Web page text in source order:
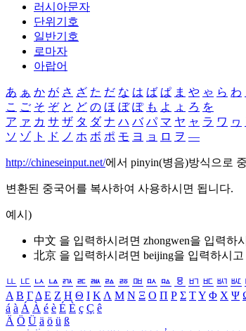
러시아문자
단위기호
일반기호
로마자
아랍어
あ ぁ か が さ ざ た だ な は ば ぱ ま や ゃ ら わ
こ ご そ ぞ と ど の ほ ぼ ぽ も よ ょ ろ を
ア ァ カ サ ザ タ ダ ナ ハ バ パ マ ヤ ャ ラ ワ ヮ
ソ ゾ ト ド ノ ホ ボ ポ モ ヨ ョ ロ ヲ ―
http://chineseinput.net/에서 pinyin(병음)방식으로
변환된 중국어를 복사하여 사용하시면 됩니다.
예시)
中文 을 입력하시려면 zhongwen을 입력하
北京 을 입력하시려면 beijing을 입력하시고
ㅥ ㅦ ㅧ ㅨ ㅩ ㅪ ㅫ ㅬ ㅭ ㅮ ㅯ ㅰ ㅱ ㅲ ㅳ ㅴ ㅵ
Α Β ΓΔ Ε Ζ Η Θ Ι ΚΛ Μ Ν Ξ Ο Π Ρ Σ ΤΥ Φ Χ Ψ
á à Á À é è É È ç Ç ê
Ä Ö Ü ä ö ü ß